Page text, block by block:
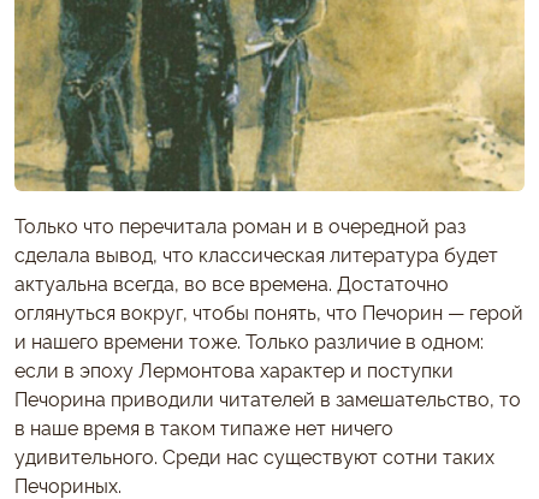
Только что перечитала роман и в очередной раз
сделала вывод, что классическая литература будет
актуальна всегда, во все времена. Достаточно
оглянуться вокруг, чтобы понять, что Печорин — герой
и нашего времени тоже. Только различие в одном:
если в эпоху Лермонтова характер и поступки
Печорина приводили читателей в замешательство, то
в наше время в таком типаже нет ничего
удивительного. Среди нас существуют сотни таких
Печориных.